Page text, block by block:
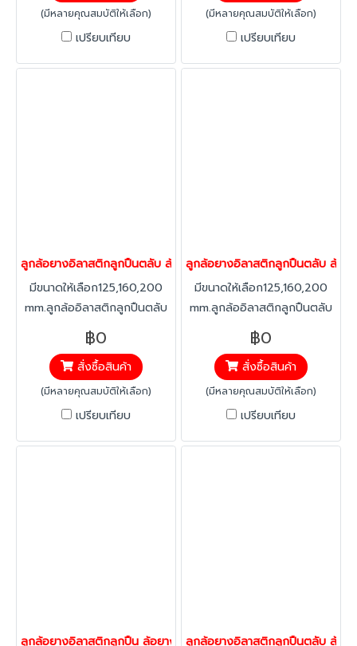
มากกว่า40% ทนทานต่อ
อุณหภูมิ -20 องศาถึง +60
(มีหลายคุณสมบัติให้เลือก)
เปรียบเทียบ
มากกว่า40% ทนทานต่อ
อุณหภูมิ -20 องศาถึง +60
(มีหลายคุณสมบัติให้เลือก)
เปรียบเทียบ
ลูกล้อยางอิลาสติกลูกปืนตลับ ล้อยาง ล้อไม่ทำพื้นเป็นรอย รับน้ำหนัก
มีขนาดให้เลือก125,160,200
mm.ลูกล้ออิลาสติกลูกปืนตลับ
ยางอิลาสติก ทนทาน ต่อสาร
คลอลีน ลดแรงสะเทือน ได้
มากกว่าทั่วไป เงียบ ลดเสียงได้
มากกว่า40% ทนทานต่อ
อุณหภูมิ -20 องศาถึง +60
฿0
สั่งซื้อสินค้า
(มีหลายคุณสมบัติให้เลือก)
เปรียบเทียบ
ลูกล้อยางอิลาสติกลูกปืนตลับ ล้อยา
มีขนาดให้เลือก125,160,200
mm.ลูกล้ออิลาสติกลูกปืนตลับ
ยางอิลาสติก ทนทาน ต่อสาร
คลอลีน ลดแรงสะเทือน ได้
มากกว่าทั่วไป เงียบ ลดเสียงได้
มากกว่า40% ทนทานต่อ
อุณหภูมิ -20 องศาถึง +60
฿0
สั่งซื้อสินค้า
(มีหลายคุณสมบัติให้เลือก)
เปรียบเทียบ
ลูกล้อยางอิลาสติกลูกปืน ล้อยาง ล้อไม่ทำพื้นเป็นรอย ตลับรับน้ำหนัก
ลูกล้อยางอิลาสติกลูกปืนตลับ ล้อยา